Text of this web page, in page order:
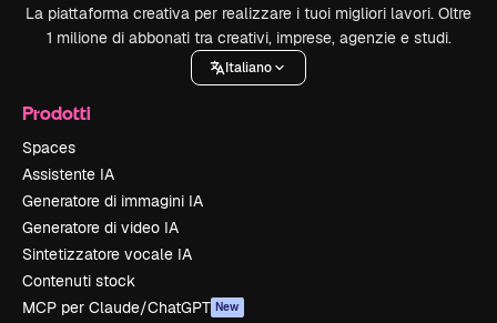
La piattaforma creativa per realizzare i tuoi migliori lavori. Oltre
1 milione di abbonati tra creativi, imprese, agenzie e studi.
Italiano
Prodotti
Spaces
Assistente IA
Generatore di immagini IA
Generatore di video IA
Sintetizzatore vocale IA
Contenuti stock
MCP per Claude/ChatGPT New